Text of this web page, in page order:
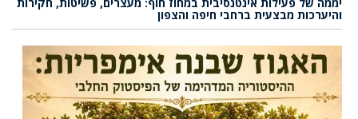
יממה של פעילות אינטנסיבית במחוז חוף: מעצרים, פשיטות, חקירות
והיערכות מבצעית ברחבי חיפה והצפון